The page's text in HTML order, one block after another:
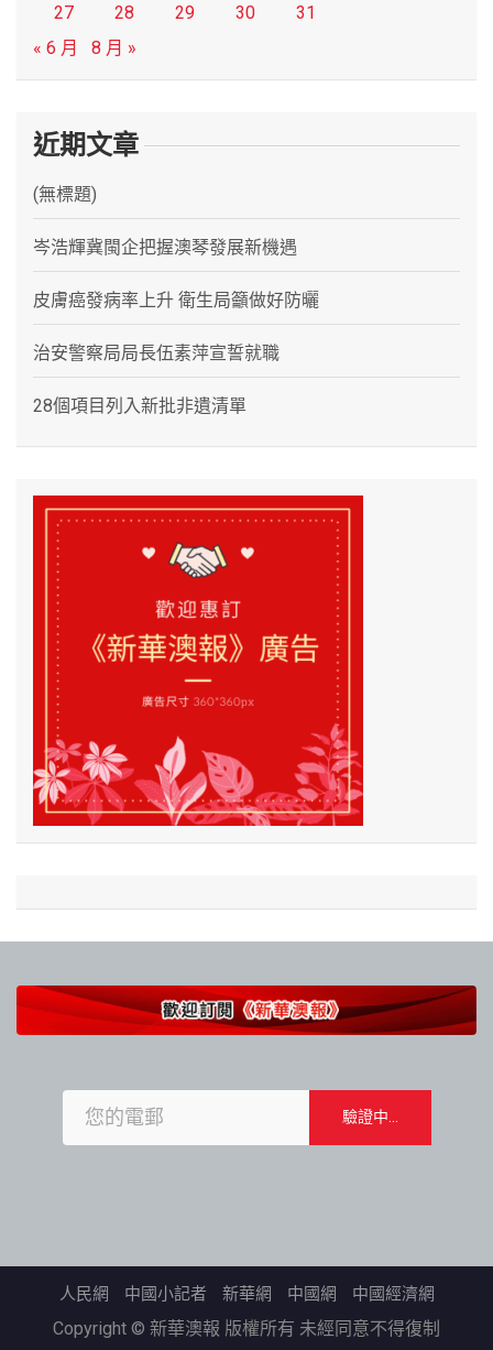
27
28 29 30
31
« 6 月
8 月 »
近期文章
(無標題)
岑浩輝冀閩企把握澳琴發展新機遇
皮膚癌發病率上升 衛生局籲做好防曬
治安警察局局長伍素萍宣誓就職
28個項目列入新批非遺清單
人民網 中國小記者 新華網 中國網 中國經濟網
Copyright © 新華澳報 版權所有 未經同意不得復制